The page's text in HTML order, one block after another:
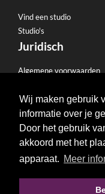
Wij maken gebruik
informatie over je
Door het gebruik
akkoord met het
apparaat. Meer
Vind een studio
Studio's
Juridisch
Algemene voorwaarden
E-mailbeleid
Restitutiebeleid
Gebruiksvoorwaarden
Handige Links
Websites
SEO